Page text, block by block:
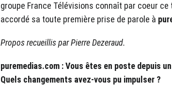
groupe France Télévisions connaît par coeur ce
accordé sa toute première prise de parole à
Propos recueillis par Pierre Dezeraud.
puremedias.com : Vous êtes en poste depuis
Quels changements avez-vous pu impulser ?